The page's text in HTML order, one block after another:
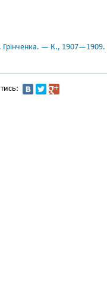
Грінченка. — К., 1907—1909.